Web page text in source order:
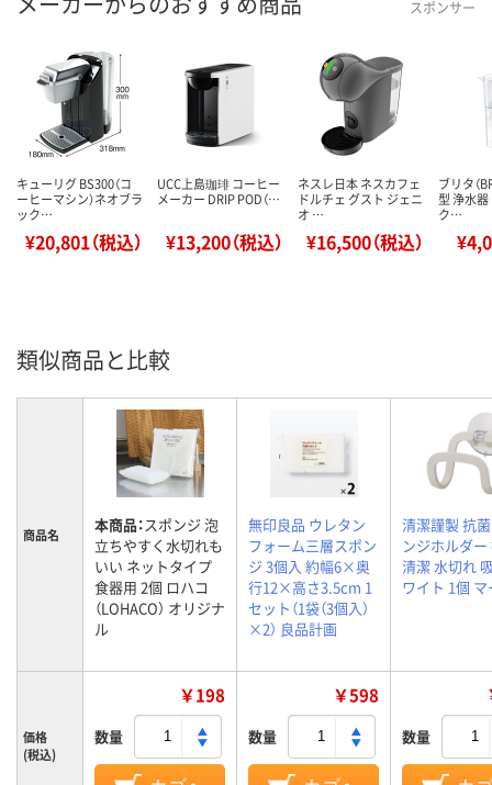
スポンサー
キューリグ BS300（コ
ーヒーマシン）ネオブラ
ック…
¥20,801（税込）
UCC上島珈琲 コーヒー
メーカー DRIP POD（…
¥13,200（税込）
ネスレ日本 ネスカフェ
ドルチェ グスト ジェニ
オ …
¥16,500（税込）
ブリタ（
型 浄水
ク…
類似商品と比較
商品名 本商品：スポンジ 泡
立ちやすく水切れも
いい ネットタイプ
食器用 2個 ロハコ
（LOHACO） オリジナ
ル
無印良品 ウレタン
フォーム三層スポン
ジ 3個入 約幅6×奥
行12×高さ3.5cm 1
セット（1袋（3個入）
×2） 良品計画
清潔謹製 抗
ンジホルダー
清潔 水切れ
ワイト 1個
価格
(税込)
￥198
数量
￥598
数量 数量